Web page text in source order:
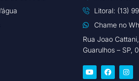
Litoral: (13)
Chame no
Rua Joao
Guarulhos – SP,